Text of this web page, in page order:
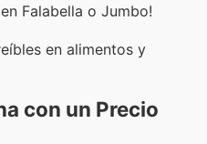
Falabella o Jumbo!
en alimentos y
con un Precio